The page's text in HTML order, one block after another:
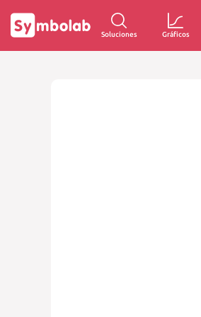
Soluciones Gráficos